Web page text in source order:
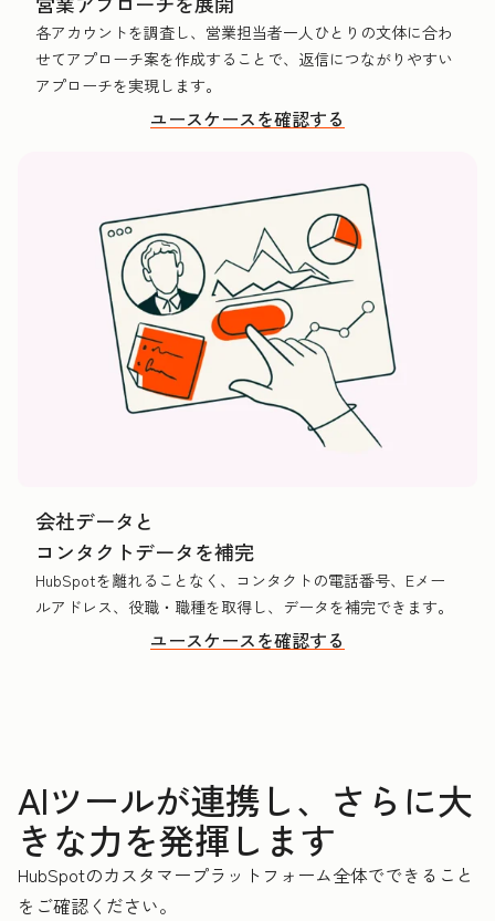
各アカウントを調査し、営業担当者一人ひとりの文体に合わ
せてアプローチ案を作成することで、返信につながりやすい
アプローチを実現します。
ユースケースを確認する
会社データと
コンタクトデータを補完
HubSpotを離れることなく、コンタクトの電話番号、Eメー
ルアドレス、役職・職種を取得し、データを補完できます。
ユースケースを確認する
AIツールが連携し、さらに大
きな力を発揮します
HubSpotのカスタマープラットフォーム全体でできること
をご確認ください。